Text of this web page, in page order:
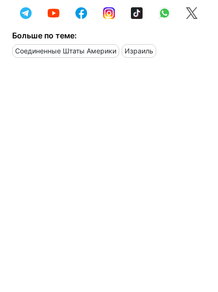
Больше по теме:
Соединенные Штаты Америки Израиль